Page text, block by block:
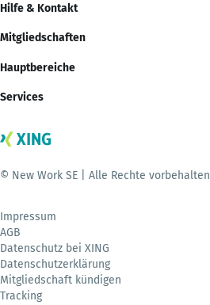
Hilfe & Kontakt
Mitgliedschaften
Hauptbereiche
Services
© New Work SE | Alle Rechte vorbehalten
Impressum
AGB
Datenschutz bei XING
Datenschutzerklärung
Mitgliedschaft kündigen
Tracking